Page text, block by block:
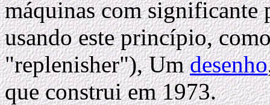
máquinas com significante
usando este princípio,
"replenisher"), Umdesenho
que construi em 1973.